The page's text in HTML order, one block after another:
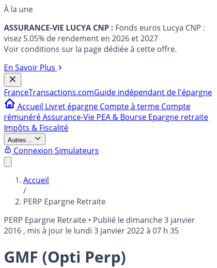
À la une
ASSURANCE-VIE LUCYA CNP : Fonds euros Lucya CNP :
visez 5.05% de rendement en 2026 et 2027
Voir conditions sur la page dédiée à cette offre.
En Savoir Plus
FranceTransactions.comGuide indépendant de l'épargne
Accueil Livret épargne Compte à terme Compte
rémunéréAssurance-Vie PEA & Bourse Epargne retraite
Impôts & Fiscalité
Autres...
Connexion Simulateurs
Accueil
/
PERP Epargne Retraite
PERP Epargne Retraite • Publié le dimanche 3 janvier
2016 , mis à jour le lundi 3 janvier 2022 à 07 h 35
GMF (Opti Perp)